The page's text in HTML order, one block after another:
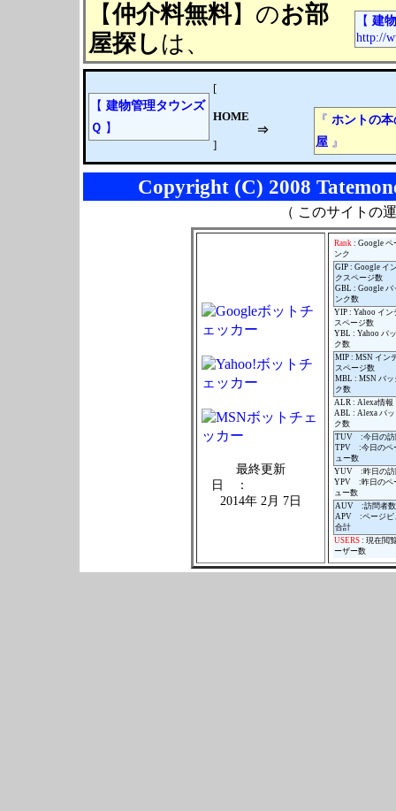
【仲介料無料】のお部
屋探し は、
【 建
http://
【 建物管理タウンズ
Ｑ 】
[
HOME
]
⇒
『 ホントの
屋 』
Copyright (C) 2008
（ このサイトの
最終更新
日 ：
2014年 2月 7日
Rank : Google ペ
ンク
GIP : Google イ
クスページ数
GBL : Google バ
ンク数
YIP : Yahoo イン
スページ数
YBL : Yahoo バ
ク数
MIP : MSN イン
スページ数
MBL : MSN バッ
ク数
ALR : Alexa情報
ABL : Alexa バ
ク数
TUV :今日の訪
TPV :今日のペ
ュー数
YUV :昨日の訪
YPV :昨日のペ
ュー数
AUV :訪問者数
APV :ページビ
合計
USERS : 現在閲
ーザー数